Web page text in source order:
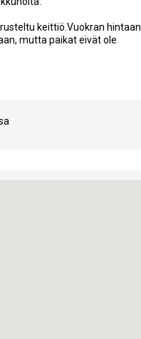
keittiö.Vuokran hintaan
mutta paikat eivät ole